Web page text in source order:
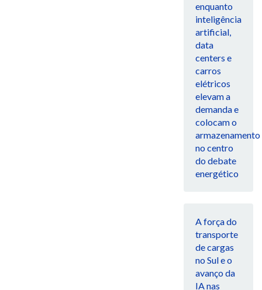
enquanto
inteligência
artificial,
data
centers e
carros
elétricos
elevam a
demanda e
colocam o
armazenamento
no centro
do debate
energético
A força do
transporte
de cargas
no Sul e o
avanço da
IA nas